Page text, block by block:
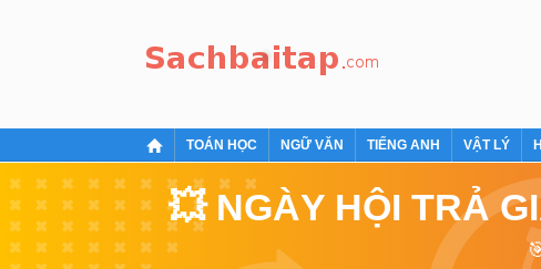
TOÁN HỌC NGỮ VĂN TIẾNG ANH VẬT LÝ
💥 NGÀY HỘI TRẢ